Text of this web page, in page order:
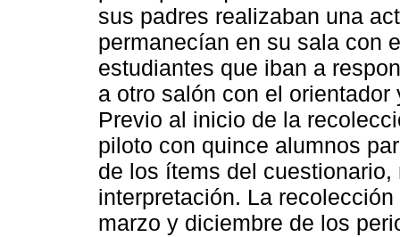
sus padres realizaban una
permanecían en su sala con
estudiantes que iban a
a otro salón con el
Previo al inicio de la
piloto con quince alumnos
de los ítems del
interpretación. La
marzo y diciembre de los